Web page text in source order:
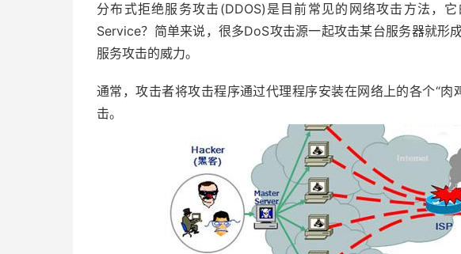
分布式拒绝服务攻击(DDOS)是目前常见的网络攻击方法，
Service？简单来说，很多DoS攻击源一起攻击某台服务器就形
服务攻击的威力。
通常，攻击者将攻击程序通过代理程序安装在网络上的各个“肉
击。